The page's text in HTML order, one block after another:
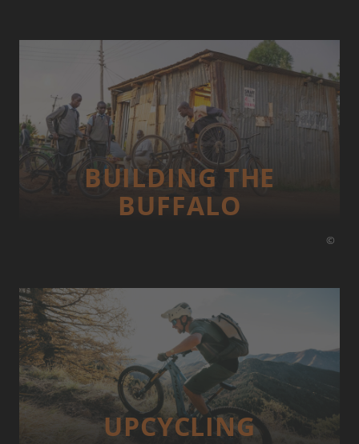
©
BUILDING THE
BUFFALO
UP­CYCLING